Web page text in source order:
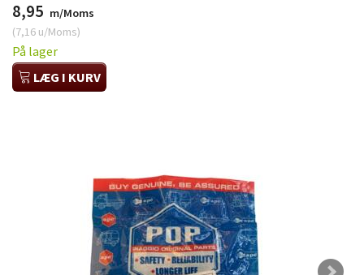
8,95 m/Moms
(7,16 u/Moms)
På lager
LÆG I KURV